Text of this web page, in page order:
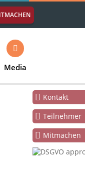
Media
Kontakt
Teilnehmer
Mitmachen